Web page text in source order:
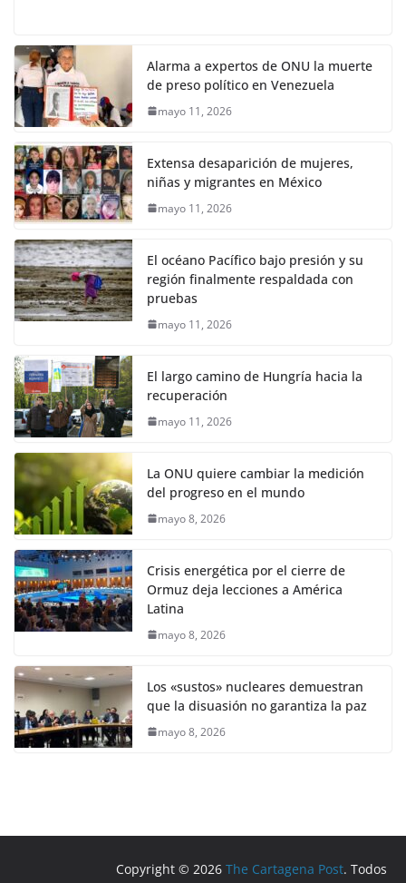
Alarma a expertos de ONU la muerte
de preso político en Venezuela
mayo 11, 2026
Extensa desaparición de mujeres,
niñas y migrantes en México
mayo 11, 2026
El océano Pacífico bajo presión y su
región finalmente respaldada con
pruebas
mayo 11, 2026
El largo camino de Hungría hacia la
recuperación
mayo 11, 2026
La ONU quiere cambiar la medición
del progreso en el mundo
mayo 8, 2026
Crisis energética por el cierre de
Ormuz deja lecciones a América
Latina
mayo 8, 2026
Los «sustos» nucleares demuestran
que la disuasión no garantiza la paz
mayo 8, 2026
Copyright © 2026The Cartagena Post. Todos